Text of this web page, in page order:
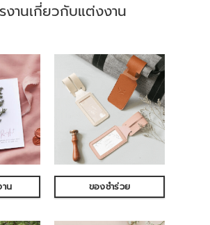
งานเกี่ยวกับแต่งงาน
น ของชำร่วย